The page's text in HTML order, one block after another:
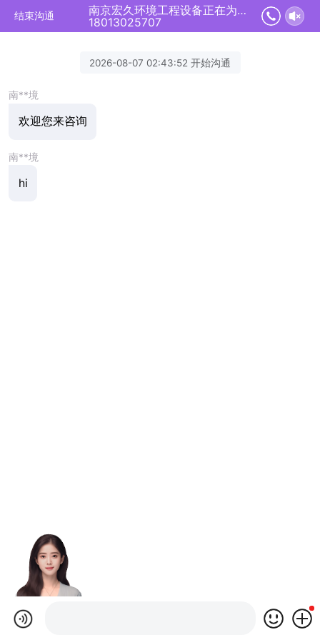
结束沟通
南京宏久环境工程设备正在为您服务
18013025707
2026-08-07 02:43:52 开始沟通
南**境
欢迎您来咨询
南**境
hi